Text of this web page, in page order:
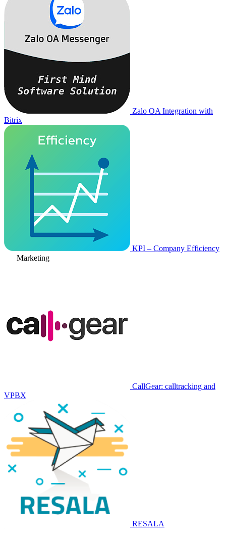
Zalo OA Integration with
Bitrix
KPI – Company Efficiency
Marketing
CallGear: calltracking and
VPBX
RESALA